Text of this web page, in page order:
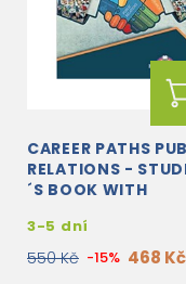
CAREER PATHS
RELATIONS -
´S BOOK WITH
3-5 dní
550 Kč -15% 468 Kč